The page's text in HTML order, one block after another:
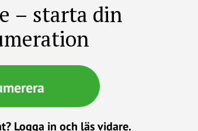
– starta din
Logga in och läs vidare.